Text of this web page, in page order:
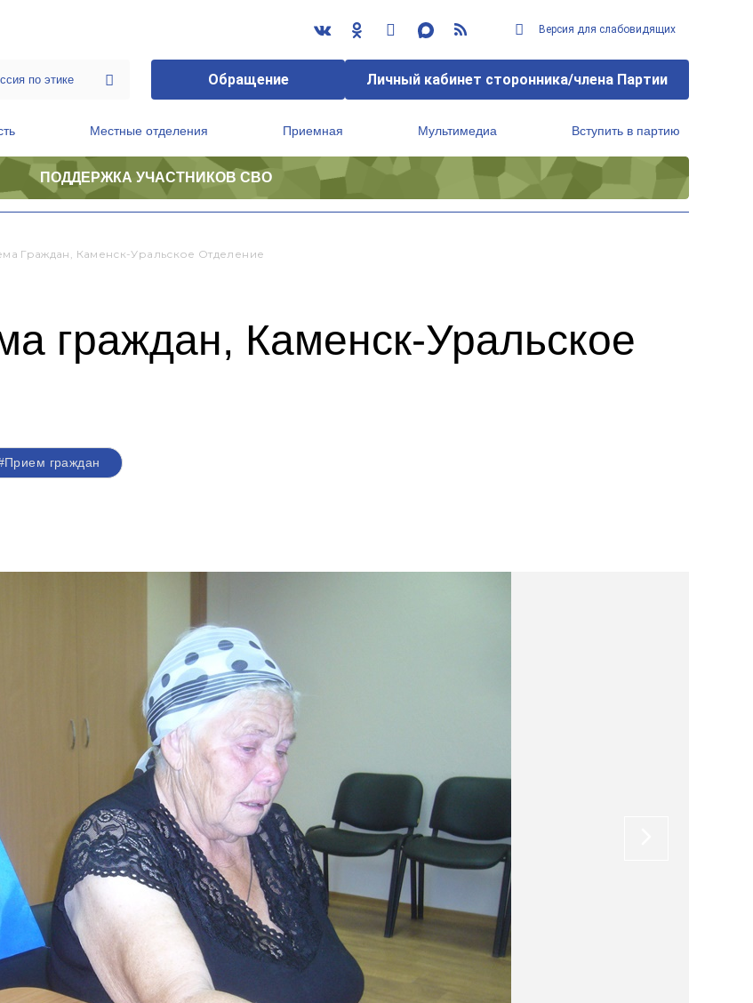
Версия для слабовидящих
Обращение Личный кабинет сторонника/члена Партии
Местные отделения Приемная Мультимедиа Вступить в партию
ПОДДЕРЖКА УЧАСТНИКОВ СВО
Граждан, Каменск-Уральское Отделение
граждан, Каменск-Уральское
граждан